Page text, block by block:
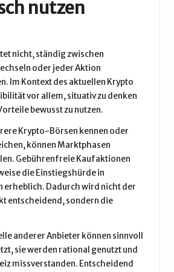
nutzen
nicht, ständig zwischen
oder jeder Aktion
Im Kontext des aktuellen Krypto
vor allem, situativ zu denken
bewusst zu nutzen.
Krypto-Börsen kennen oder
können Marktphasen
Gebührenfreie Kaufaktionen
die Einstiegshürde in
erheblich. Dadurch wird nicht der
entscheidend, sondern die
anderer Anbieter können sinnvoll
sie werden rational genutzt und
missverstanden. Entscheidend